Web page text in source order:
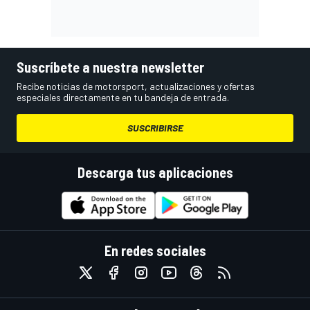
Suscríbete a nuestra newsletter
Recibe noticias de motorsport, actualizaciones y ofertas
especiales directamente en tu bandeja de entrada.
SUSCRIBIRSE
Descarga tus aplicaciones
En redes sociales